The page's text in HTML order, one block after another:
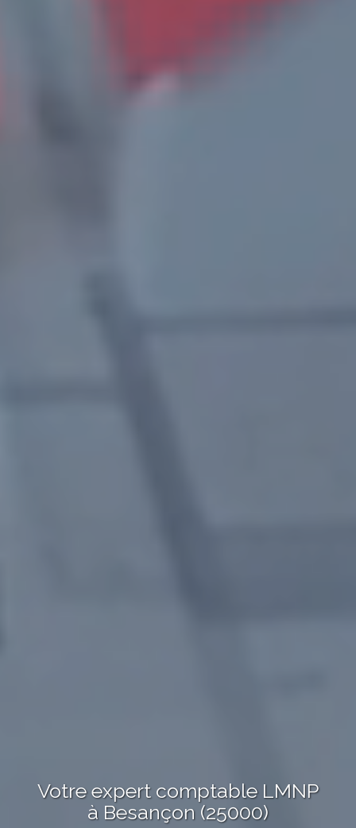
Votre expert comptable LMNP
à Besançon (25000)